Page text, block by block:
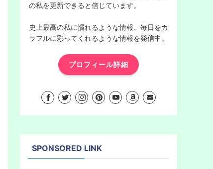
の私を更新できると信じています。
史上最高の私に慣れるような情報、毎日をカ
ラフルに彩ってくれるような情報を発信中。
プロフィール詳細
SPONSORED LINK